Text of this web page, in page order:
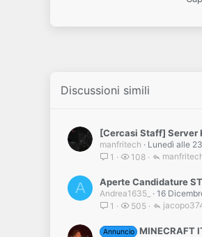
Discussioni simili
[Cercasi Staff] Server
manfritech Lunedì alle
1
108
A Aperte Candidature
Andrea1635_ 16
1
505
Annuncio MINECRAFT